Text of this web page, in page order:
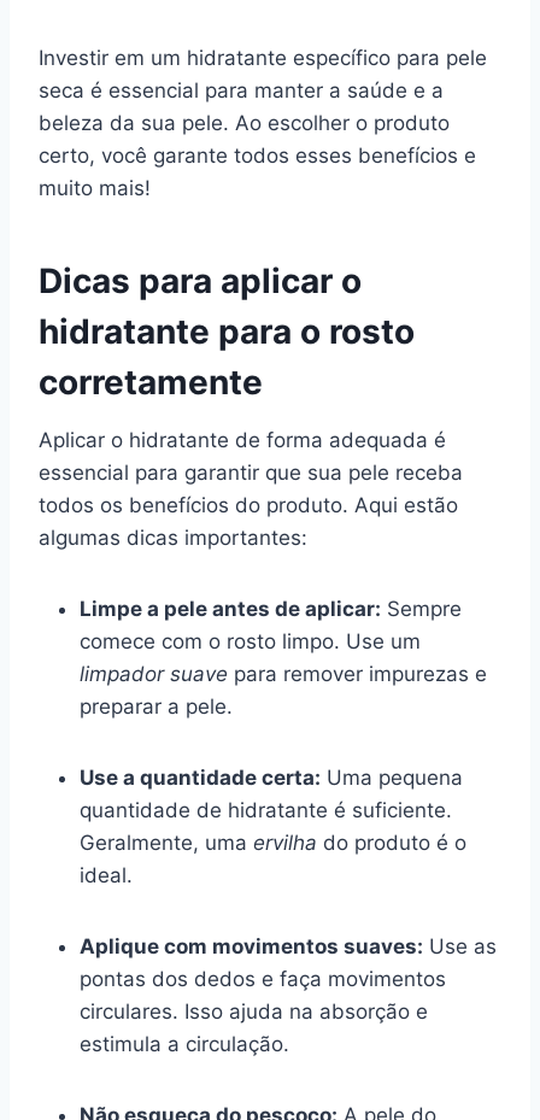
Investir em um hidratante específico para pele
seca é essencial para manter a saúde e a
beleza da sua pele. Ao escolher o produto
certo, você garante todos esses benefícios e
muito mais!
Dicas para aplicar o
hidratante para o rosto
corretamente
Aplicar o hidratante de forma adequada é
essencial para garantir que sua pele receba
todos os benefícios do produto. Aqui estão
algumas dicas importantes:
Limpe a pele antes de aplicar: Sempre
comece com o rosto limpo. Use um
limpador suave para remover impurezas e
preparar a pele.
Use a quantidade certa: Uma pequena
quantidade de hidratante é suficiente.
Geralmente, uma ervilha do produto é o
ideal.
Aplique com movimentos suaves: Use as
pontas dos dedos e faça movimentos
circulares. Isso ajuda na absorção e
estimula a circulação.
Não esqueça do pescoço: A pele do